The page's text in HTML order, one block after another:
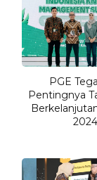
PGE
Pentingnya
2024